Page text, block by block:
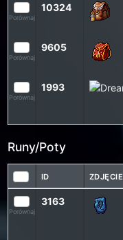
Porównaj
10324
Porównaj
9605
Porównaj
1993
Runy/Poty
ID ZDJĘCIE
Porównaj
3163